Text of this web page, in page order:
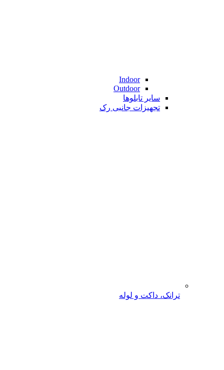
Indoor
Outdoor
سایر تابلوها
تجهیزات جانبی رک
ترانک، داکت و لوله